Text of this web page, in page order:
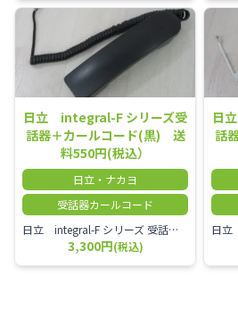
日立 integral-F シリーズ受
話器＋カールコード(黒) 送
料550円(税込）
日立・ナカヨ
受話器カールコード
日立 integral-F シリーズ 受話器＋カールコード セット（白）／本商品は中古品となります。 写真では分かりにくいキズ・汚れなどの使用感があります。 経年変化で日焼けの色味が強くなる場合がございます。 予めご理解・ご了承頂きますようお願いいたします。
3,300円(税込)
日
話